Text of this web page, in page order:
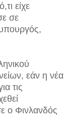
είχε
σε
εάν η νέα
τις
ο Φινλανδός